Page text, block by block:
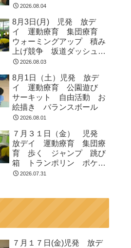
2026.08.04
8月3日(月) 児発 放デ
イ 運動療育 集団療育
ウォーミングアップ 積み
上げ競争 坂道ダッシュ
走って歩いて お芋とク
2026.08.03
8月1日（土）児発 放デ
イ 運動療育 公園遊び
サーキット 自由活動 お
絵描き バランスボール
2026.08.01
７月３１日（金） 児発
放デイ 運動療育 集団療
育 歩く ジャンプ 跳び
箱 トランポリン ポケモ
ン2026.07.31
７月１７日(金)児発 放デ